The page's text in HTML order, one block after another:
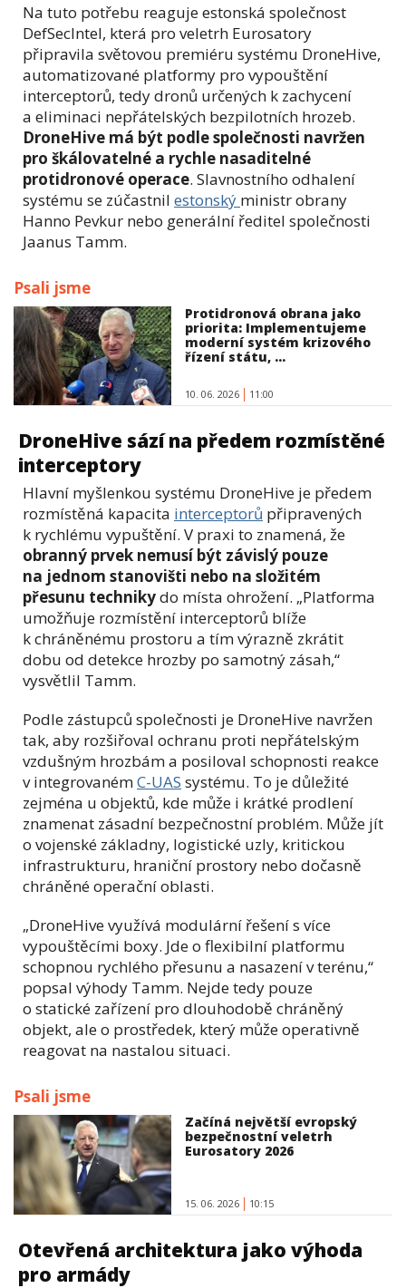
Na tuto potřebu reaguje estonská společnost
DefSecIntel, která pro veletrh Eurosatory
připravila světovou premiéru systému DroneHive,
automatizované platformy pro vypouštění
interceptorů, tedy dronů určených k zachycení
a eliminaci nepřátelských bezpilotních hrozeb.
DroneHive má být podle společnosti navržen
pro škálovatelné a rychle nasaditelné
protidronové operace. Slavnostního odhalení
systému se zúčastnil estonský ministr obrany
Hanno Pevkur nebo generální ředitel společnosti
Jaanus Tamm.
Psali jsme
Protidronová obrana jako
priorita: Implementujeme
moderní systém krizového
řízení státu, ...
10. 06. 2026 11:00
DroneHive sází na předem rozmístěné
interceptory
Hlavní myšlenkou systému DroneHive je předem
rozmístěná kapacita interceptorů připravených
k rychlému vypuštění. V praxi to znamená, že
obranný prvek nemusí být závislý pouze
na jednom stanovišti nebo na složitém
přesunu technikydo místa ohrožení. „Platforma
umožňuje rozmístění interceptorů blíže
k chráněnému prostoru a tím výrazně zkrátit
dobu od detekce hrozby po samotný zásah,“
vysvětlil Tamm.
Podle zástupců společnosti je DroneHive navržen
tak, aby rozšiřoval ochranu proti nepřátelským
vzdušným hrozbám a posiloval schopnosti reakce
v integrovanémC-UAS systému. To je důležité
zejména u objektů, kde může i krátké prodlení
znamenat zásadní bezpečnostní problém. Může jít
o vojenské základny, logistické uzly, kritickou
infrastrukturu, hraniční prostory nebo dočasně
chráněné operační oblasti.
„DroneHive využívá modulární řešení s více
vypouštěcími boxy. Jde o flexibilní platformu
schopnou rychlého přesunu a nasazení v terénu,“
popsal výhody Tamm. Nejde tedy pouze
o statické zařízení pro dlouhodobě chráněný
objekt, ale o prostředek, který může operativně
reagovat na nastalou situaci.
Psali jsme
Začíná největší evropský
bezpečnostní veletrh
Eurosatory 2026
15. 06. 2026 10:15
Otevřená architektura jako výhoda
pro armády